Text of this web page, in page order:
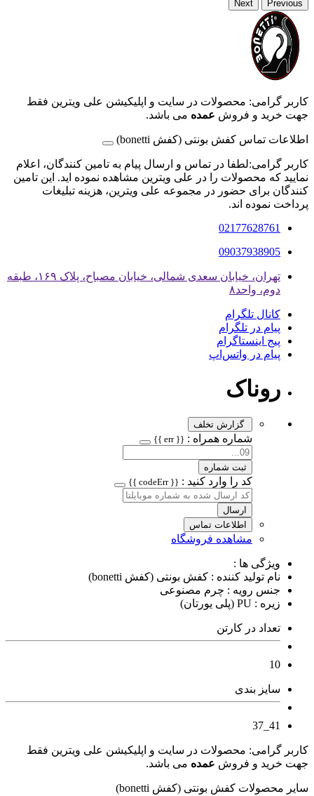
Previous
Next
کاربر گرامی: محصولات در سایت و اپلیکیشن علی ویترین فقط
جهت خرید و فروش عمده می باشد.
اطلاعات تماس کفش بونتی (کفش bonetti)
کاربر گرامی:لطفا در تماس و ارسال پیام به تامین کنندگان، اعلام
نمایید که محصولات را در علی ویترین مشاهده نموده اید. این تامین
کنندگان برای حضور در مجموعه علی ویترین، هزینه تبلیغات
پرداخت نموده اند.
02177628761
09037938905
تهران، خیابان سعدی شمالی، خیابان مصباح، پلاک ۱۶۹، طبقه
دوم، واحد۸
کانال تلگرام
پیام در تلگرام
پیج اینستاگرام
پیام در واتس‌اپ
روناک
گزارش تخلف
شماره همراه : {{ err }}
ثبت شماره
کد را وارد کنید : {{ codeErr }}
ارسال
اطلاعات تماس
مشاهده فروشگاه
ویژگی ها :
نام تولید کننده : کفش بونتی (کفش bonetti)
جنس رویه : چرم مصنوعی
زیره : PU (پلی یورتان)
تعداد در کارتن
10
سایز بندی
41_37
کاربر گرامی: محصولات در سایت و اپلیکیشن علی ویترین فقط
جهت خرید و فروش عمده می باشد.
سایر محصولات کفش بونتی (کفش bonetti)